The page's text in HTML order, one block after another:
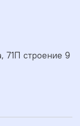
71П строение 9